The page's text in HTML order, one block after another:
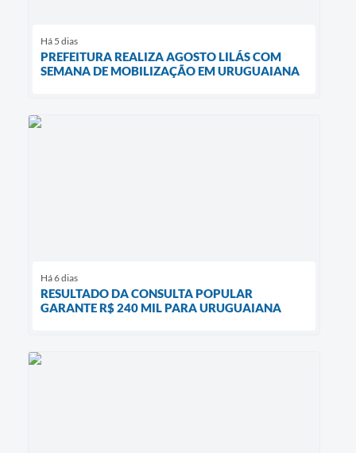
Há 5 dias
PREFEITURA REALIZA AGOSTO LILÁS COM
SEMANA DE MOBILIZAÇÃO EM URUGUAIANA
Há 6 dias
RESULTADO DA CONSULTA POPULAR
GARANTE R$ 240 MIL PARA URUGUAIANA